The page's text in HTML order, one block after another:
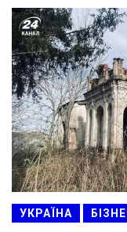
УКРАЇНА